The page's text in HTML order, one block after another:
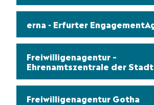
erna - Erfurter
Freiwilligenagentur –
Ehrenamtszentrale der
Freiwilligenagentur Gotha